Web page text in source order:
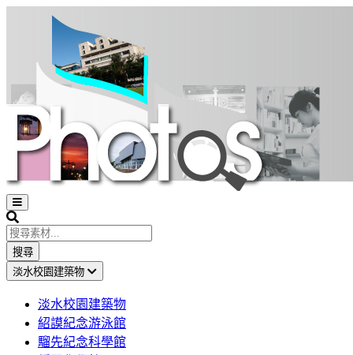
Open
sidebar
Search
搜尋
淡水校園建築物
淡水校園建築物
紹謨紀念游泳館
騮先紀念科學館